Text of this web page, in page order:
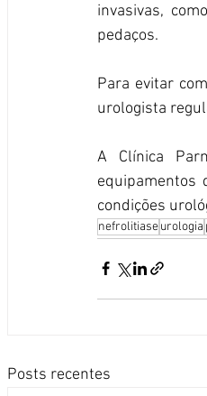
invasivas,
pedaços.
Para evitar
urologista
A Clínica
equipamentos
condições
nefrolitiaseurologia
Posts recentes